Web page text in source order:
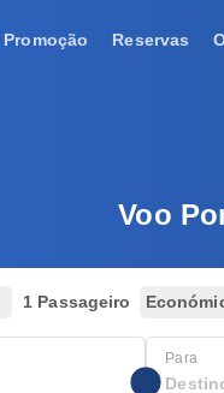
Promoção Reservas
Voo
1 Passageiro
Para